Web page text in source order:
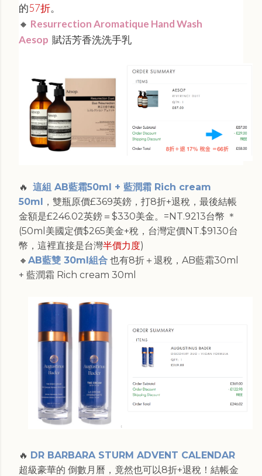
的57折。
🔸 Resurrection Aromatique Hand Wash
Aesop 賦活芳香洗洗手乳
🔥 這組 AB藍霜50ml + 藍潤霜 Rich cream
50ml ，雙瓶原價£369英鎊，打8折+退稅，最後結帳
金額是£246.02英鎊＝$330美金。=NT.9213台幣 ＊
(50ml美國定價$265美金+稅，台灣定價NT.$9130台
幣，這裡直接是台灣半價力度)
🔸 AB藍雙 30ml組合 也有8折＋退稅，AB藍霜30ml
+ 藍潤霜 Rich cream 30ml
🔥 DR BARBARA STURM ADVENT CALENDAR
超級豪華的 倒數月曆，竟然也可以8折+退稅！結帳金